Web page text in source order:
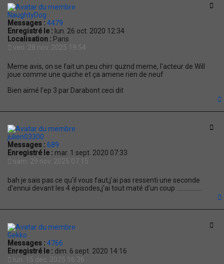
NaughtyDog
Messages : 4479
Enregistré le : lun. 26 oct. 2020 12:34
Localisation : Paris
ven. 28 nov. 2025 19:54
Meme avis, on se fait un peu chirr quznd meme, l'acteur de Will
joue comme une quiche et ça amene rien de neuf
Bien aimé l'ep 3 par Darabont ceci dit
julien03300
Messages : 689
Enregistré le : mar. 1 sept. 2020 07:33
sam. 29 nov. 2025 07:15
bah je sais pas ce qu'il vous faut,j'ai pas ressenti une seconde
d'ennui devant les 4 épisodes,j'ai tout maté d'un coup .................
Gekko
Messages : 4766
Enregistré le : dim. 6 sept. 2020 14:16
lun. 15 déc. 2025 16:36